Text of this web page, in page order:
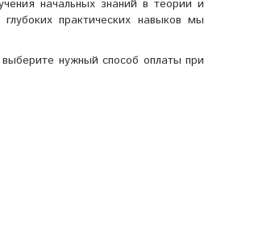
начальных знаний в теории и
практических навыков мы
нужный способ оплаты при